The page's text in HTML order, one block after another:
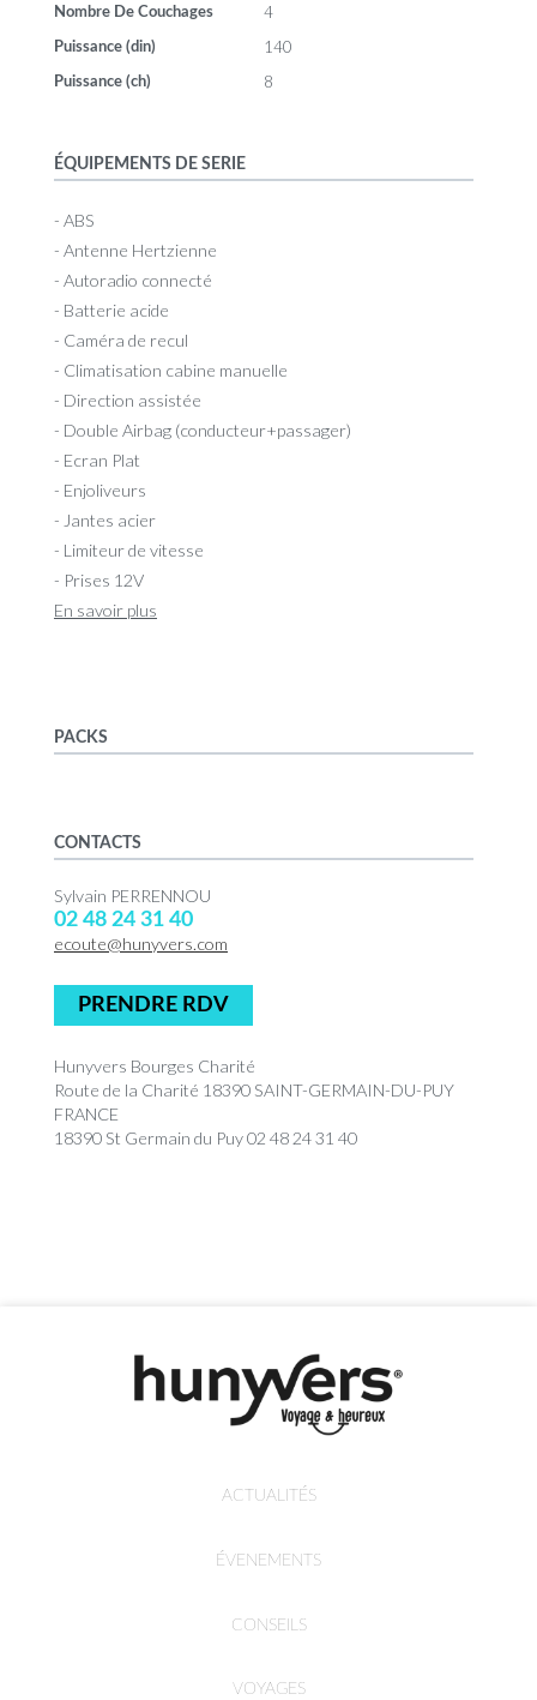
Nombre De Couchages 4
Puissance (din) 140
Puissance (ch) 8
ÉQUIPEMENTS DE SERIE
- ABS
- Antenne Hertzienne
- Autoradio connecté
- Batterie acide
- Caméra de recul
- Climatisation cabine manuelle
- Direction assistée
- Double Airbag (conducteur+passager)
- Ecran Plat
- Enjoliveurs
- Jantes acier
- Limiteur de vitesse
- Prises 12V
En savoir plus
PACKS
CONTACTS
Sylvain PERRENNOU
02 48 24 31 40
ecoute@hunyvers.com
PRENDRE RDV
Hunyvers Bourges Charité
Route de la Charité 18390 SAINT-GERMAIN-DU-PUY
FRANCE
18390 St Germain du Puy 02 48 24 31 40
ACTUALITÉS
ÉVENEMENTS
CONSEILS
VOYAGES